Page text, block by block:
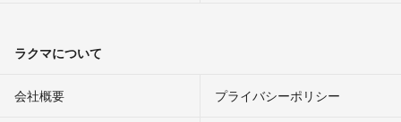
ラクマについて
会社概要 プライバシーポリシー